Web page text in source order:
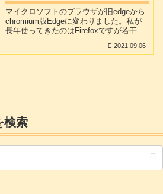
マイクロソフトのブラウザが旧edgeから
chromium版Edgeに変わりました。私が
長年使ってきたのはFirefoxですが若干体
グインが思ったように動作してくれない
2021.09.06
検索